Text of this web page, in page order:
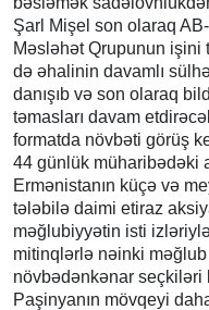
Şarl Mişel son olaraq
Məsləhət Qrupunun işini
də əhalinin davamlı
danışıb və son olaraq
təmasları davam
formatda növbəti görüş
44 günlük müharibədəki
Ermənistanın küçə və
tələbilə daimi etiraz
məğlubiyyətin isti
mitinqlərlə nəinki
növbədənkənar seçkiləri
Paşinyanın mövqeyi